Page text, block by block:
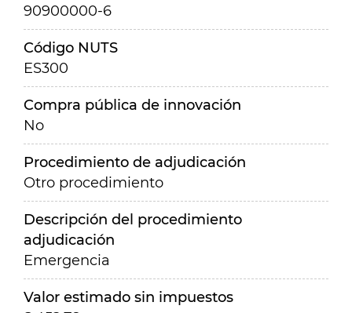
90900000-6
Código NUTS
ES300
Compra pública de innovación
No
Procedimiento de adjudicación
Otro procedimiento
Descripción del procedimiento
adjudicación
Emergencia
Valor estimado sin impuestos